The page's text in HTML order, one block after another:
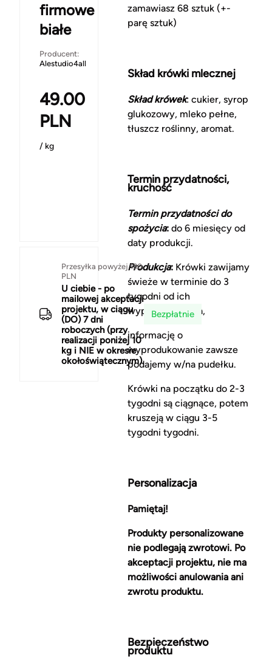
firmowe
białe
Producent:
Alestudio4all
49.00
PLN
/ kg
Przesyłka powyżej 130
PLN
U ciebie - po
mailowej akceptacji
projektu, w ciągu
(DO) 7 dni
roboczych (przy
realizacji poniżej 10
kg i NIE w okresie
okołoświątecznym).
Bezpłatnie
zamawiasz 68 sztuk (+-
parę sztuk)
Skład krówki mlecznej
Skład krówek: cukier, syrop
glukozowy, mleko pełne,
tłuszcz roślinny, aromat.
Termin przydatności,
kruchość
Termin przydatności do
spożycia:do 6 miesięcy od
daty produkcji.
Produkcja:Krówki zawijamy
świeże w terminie do 3
tygodni od ich
wyprodukowania,
informację o
wyprodukowanie zawsze
podajemy w/na pudełku.
Krówki na początku do 2-3
tygodni są ciągnące, potem
kruszeją w ciągu 3-5
tygodni tygodni.
Personalizacja
Pamiętaj!
Produkty personalizowane
nie podlegają zwrotowi. Po
akceptacji projektu, nie ma
możliwości anulowania ani
zwrotu produktu.
Bezpieczeństwo
produktu